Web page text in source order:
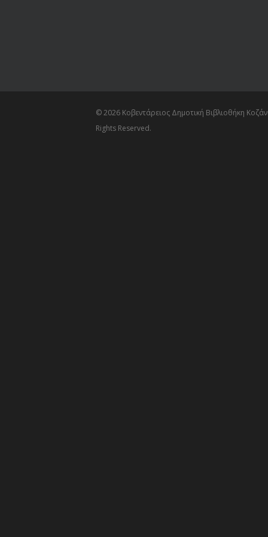
© 2026 Κοβεντάρειος Δημοτική Βιβλιοθήκη
Rights Reserved.